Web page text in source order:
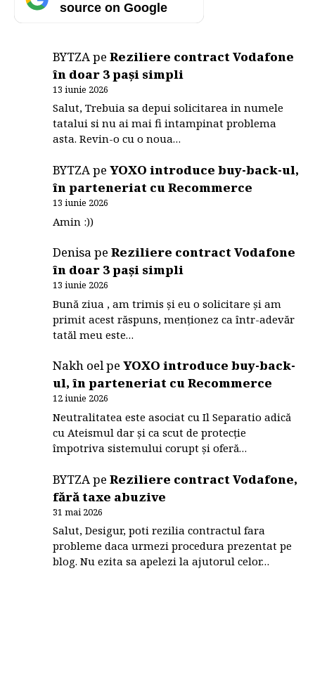
source on Google
BYTZApeReziliere contract Vodafone
în doar 3 pași simpli
13 iunie 2026
Salut, Trebuia sa depui solicitarea in numele
tatalui si nu ai mai fi intampinat problema
asta. Revin-o cu o noua…
BYTZApeYOXO introduce buy-back-ul,
în parteneriat cu Recommerce
13 iunie 2026
Amin :))
DenisapeReziliere contract Vodafone
în doar 3 pași simpli
13 iunie 2026
Bună ziua , am trimis și eu o solicitare și am
primit acest răspuns, menționez ca într-adevăr
tatăl meu este…
Nakh oelpeYOXO introduce buy-back-
ul, în parteneriat cu Recommerce
12 iunie 2026
Neutralitatea este asociat cu Il Separatio adică
cu Ateismul dar și ca scut de protecție
împotriva sistemului corupt și oferă…
BYTZApeReziliere contract Vodafone,
fără taxe abuzive
31 mai 2026
Salut, Desigur, poti rezilia contractul fara
probleme daca urmezi procedura prezentat pe
blog. Nu ezita sa apelezi la ajutorul celor…